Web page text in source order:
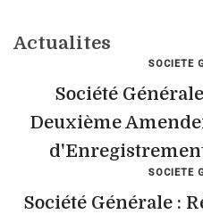
Actualites
SOCIETE
Société
Deuxième
SOCIETE
Société Générale :